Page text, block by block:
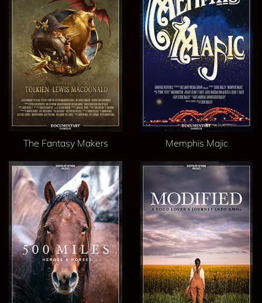
The Fantasy Makers Memphis Majic